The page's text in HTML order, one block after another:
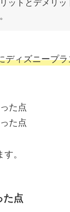
ディズニープ
た点
た点
。
た点